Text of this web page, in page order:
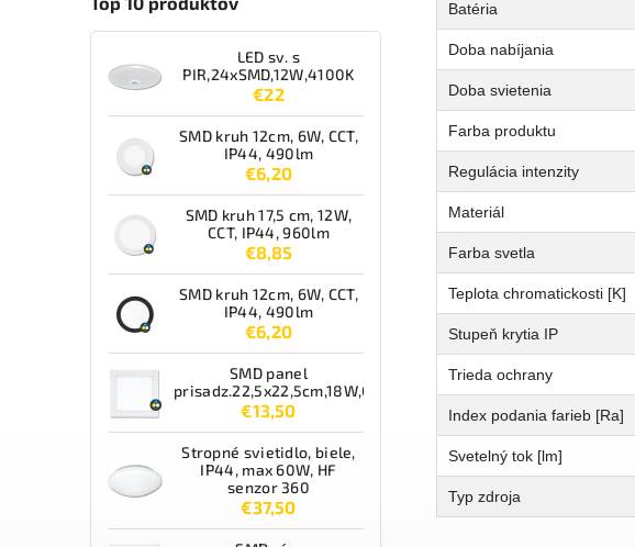
LED sv. s
PIR,24xSMD,12W,4100K
€22
SMD kruh 12cm, 6W, CCT,
IP44, 490lm
€6,20
SMD kruh 17,5 cm, 12W,
CCT, IP44, 960lm
€8,85
SMD kruh 12cm, 6W, CCT,
IP44, 490lm
€6,20
SMD panel
prisadz.22,5x22,5cm,18W,CCT,IP44,1550lm
€13,50
Stropné svietidlo, biele,
IP44, max 60W, HF
senzor 360
€37,50
Batéria
Doba nabíjania
Doba svietenia
Farba produktu
Regulácia intenzity
Materiál
Farba svetla
Teplota chromatickosti [K]
Stupeň krytia IP
Trieda ochrany
Index podania farieb [Ra]
Svetelný tok [lm]
Typ zdroja